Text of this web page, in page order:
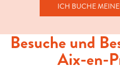
ICH BUCHE
Besuche und
Aix-en-